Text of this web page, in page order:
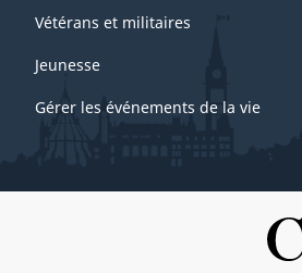
Vétérans et militaires
Jeunesse
Gérer les événements de la vie